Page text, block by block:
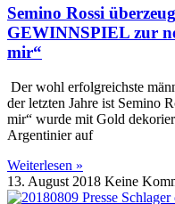
Semino Rossi
GEWINNSPIEL zur
mir“
Der wohl erfolgreichste
der letzten Jahre ist Semino
mir“ wurde mit Gold
Argentinier auf
Weiterlesen »
13. August 2018 Keine